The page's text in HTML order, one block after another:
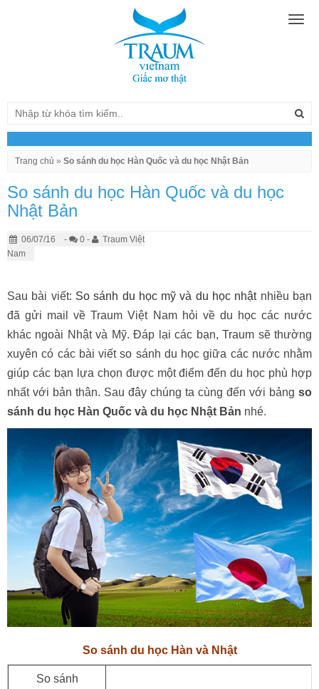
Trang chủ » So sánh du học Hàn Quốc và du học Nhật Bản
So sánh du học Hàn Quốc và du học
Nhật Bản
06/07/16 - 0 -
Traum Việt
Nam
Sau bài viết: So sánh du học mỹ và du học nhậtnhiều bạn
đã gửi mail về Traum Việt Nam hỏi về du học các nước
khác ngoài Nhật và Mỹ. Đáp lại các bạn, Traum sẽ thường
xuyên có các bài viết so sánh du học giữa các nước nhằm
giúp các bạn lựa chọn được một điểm đến du học phù hợp
nhất với bản thân. Sau đây chúng ta cùng đến với bảng so
sánh du học Hàn Quốc và du học Nhật Bản nhé.
So sánh du học Hàn và Nhật
So sánh